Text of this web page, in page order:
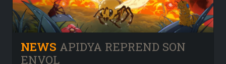
NEWS APIDYA REPREND SON
ENVOL